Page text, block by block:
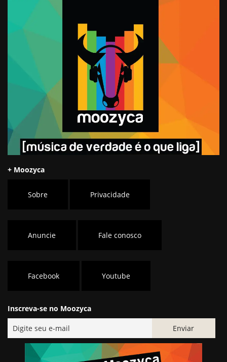
+ Moozyca
Sobre Privacidade
Anuncie Fale conosco
Facebook Youtube
Inscreva-se no Moozyca